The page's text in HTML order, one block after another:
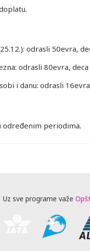
odrasli 50evra,
odrasli 80evra,
i danu: odrasli
određenim periodima.
Uz sve programe važe